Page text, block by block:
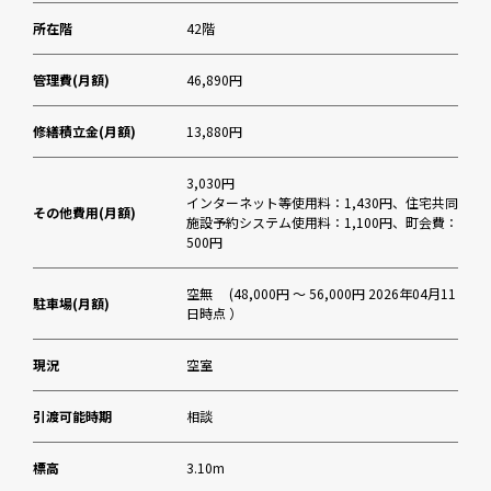
所在階 42階
管理費(月額) 46,890円
修繕積立金(月額) 13,880円
その他費用(月額)
3,030円
インターネット等使用料：1,430円、住宅共同
施設予約システム使用料：1,100円、町会費：
500円
駐車場(月額)
空無 (48,000円 ～ 56,000円 2026年04月11
日時点 ）
現況 空室
引渡可能時期 相談
標高 3.10m